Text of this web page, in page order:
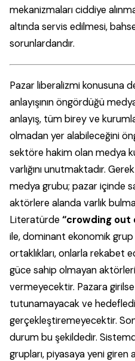
mekanizmaları ciddiye
altında servis edilmesi,
sorunlardandır.
Pazar liberalizmi konusuna
anlayışının öngördüğü
anlayış, tüm birey ve
olmadan yer alabileceğini
sektöre hakim olan medya
varlığını unutmaktadır.
medya grubu; pazar içinde
aktörlere alanda varlık
Literatürde“crowding out
ile, dominant ekonomik
ortaklıkları, onlarla rekabet
güce sahip olmayan
vermeyecektir. Pazara
tutunamayacak ve
gerçekleştiremeyecektir.
durum bu şekildedir.
grupları, piyasaya yeni